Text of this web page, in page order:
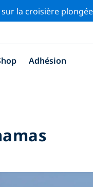
sur la croisière
Adhésion